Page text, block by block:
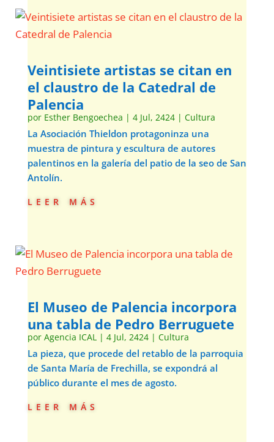
Veintisiete artistas se citan en
el claustro de la Catedral de
Palencia
por Esther Bengoechea | 4 Jul, 2424| Cultura
La Asociación Thieldon protagoninza una
muestra de pintura y escultura de autores
palentinos en la galería del patio de la seo de San
Antolín.
leer más
El Museo de Palencia incorpora
una tabla de Pedro Berruguete
por Agencia ICAL| 4 Jul, 2424| Cultura
La pieza, que procede del retablo de la parroquia
de Santa María de Frechilla, se expondrá al
público durante el mes de agosto.
leer más